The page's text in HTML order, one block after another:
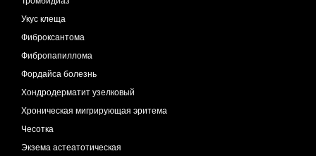
Укус клеща
Фиброксантома
Фибропапиллома
Фордайса болезнь
Хондродерматит узелковый
Хроническая мигрирующая эритема
Чесотка
Экзема астеатотическая